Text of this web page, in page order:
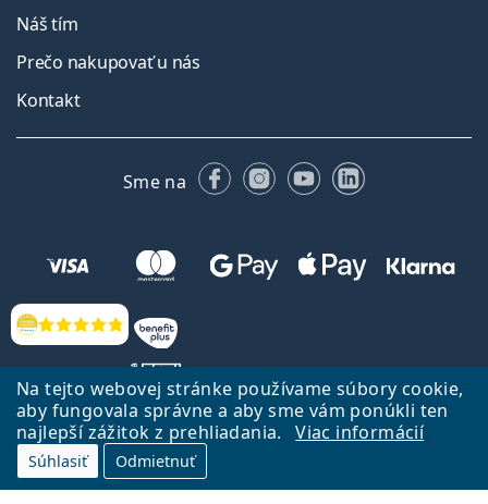
Na tejto webovej stránke používame súbory cookie,
aby fungovala správne a aby sme vám ponúkli ten
najlepší zážitok z prehliadania.
Viac informácií
Súhlasiť Odmietnuť
Hodnotenia
Náš tím
Prečo nakupovať u nás
Kontakt
Sme na FacebookuInstagrame
YouTubeLinkedIn
Späť na Úvodnu stránku
Lentiamo.sk vlastní a prevádzkuje spoločnosť Lentiamo s.r.o., Česká